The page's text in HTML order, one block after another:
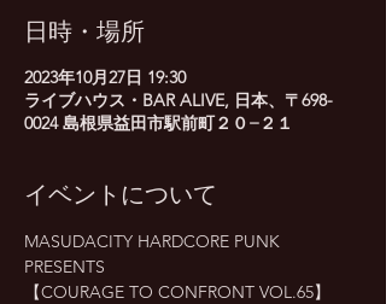
日時・場所
2023年10月27日 19:30
ライブハウス・BAR ALIVE, 日本、〒698-
0024 島根県益田市駅前町２０−２１
イベントについて
MASUDACITY HARDCORE PUNK
PRESENTS
【COURAGE TO CONFRONT VOL.65】